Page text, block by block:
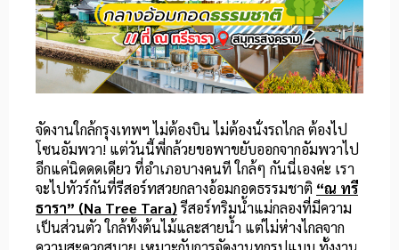
จัดงานใกล้กรุงเทพฯ ไม่ต้องบิน ไม่ต้องนั่งรถไกล ต้องไป
โซนอัมพวา! แต่วันนี้พี่กล้วยขอพาขยับออกจากอัมพวาไป
อีกแค่นิดดดเดียว ที่อำเภอบางคนที ใกล้ๆ กันนี่เองค่ะ เรา
จะไปทัวร์กันที่รีสอร์ทสวยกลางอ้อมกอดธรรมชาติ “ณ ทรี
ธารา” (Na Tree Tara)รีสอร์ทริมน้ำแม่กลองที่มีความ
เป็นส่วนตัว ใกล้ทั้งต้นไม้และสายน้ำ แต่ไม่ห่างไกลจาก